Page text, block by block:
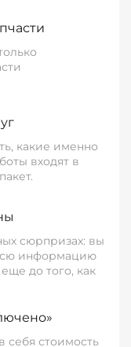
какие именно
входят в
сюрпризах: вы
информацию
до того, как
себя стоимость